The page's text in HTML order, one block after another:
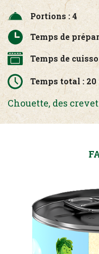
Portions : 4
Temps de
Temps de
Temps total :
Chouette, des